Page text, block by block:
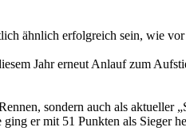
ähnlich erfolgreich sein, wie
Jahr erneut Anlauf zum
sondern auch als
er mit 51 Punkten als